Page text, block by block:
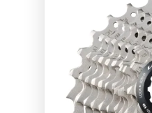
était :
97.49€.